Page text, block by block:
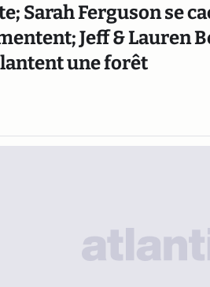
Sarah Ferguson se
Jeff & Lauren
une forêt